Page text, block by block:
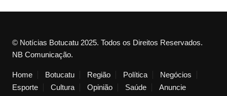
© Notícias Botucatu 2025. Todos os Direitos Reservados.
NB Comunicação.
Home Botucatu Região Política
Negócios
Esporte
Cultura Opinião Saúde Anuncie